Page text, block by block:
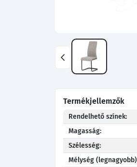
Termékjellemzők
Rendelhető színek:
Magasság:
Szélesség:
Mélység